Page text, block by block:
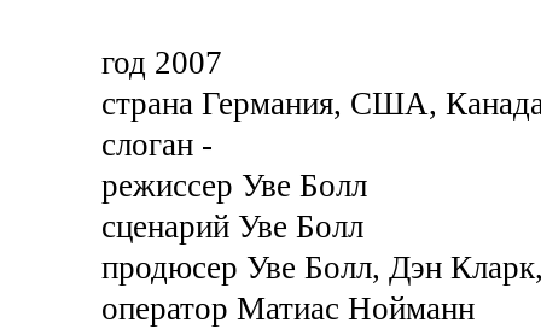
год 2007
страна Германия, США,
слоган -
режиссер Уве Болл
сценарий Уве Болл
продюсер Уве Болл, Дэн
оператор Матиас Нойманн